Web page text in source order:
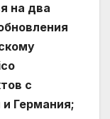
на два
с
Германия;